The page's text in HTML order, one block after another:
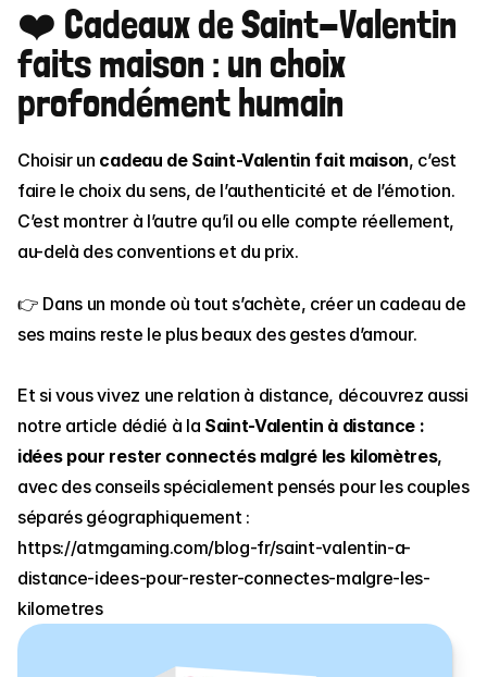
❤️ Cadeaux de Saint-Valentin
faits maison : un choix
profondément humain
Choisir un cadeau de Saint-Valentin fait maison, c’est
faire le choix du sens, de l’authenticité et de l’émotion.
C’est montrer à l’autre qu’il ou elle compte réellement,
au-delà des conventions et du prix.
👉 Dans un monde où tout s’achète, créer un cadeau de
ses mains reste le plus beaux des gestes d’amour.
Et si vous vivez une relation à distance, découvrez aussi
notre article dédié à la Saint-Valentin à distance :
idées pour rester connectés malgré les kilomètres,
avec des conseils spécialement pensés pour les couples
https://atmgaming.com/blog-fr/saint-valentin-a-
distance-idees-pour-rester-connectes-malgre-les-
kilometres